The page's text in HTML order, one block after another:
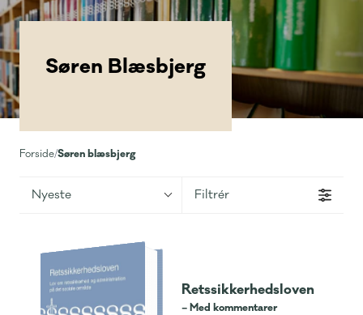
Søren Blæsbjerg
Forside/Søren blæsbjerg
Nyeste Filtrér
Retssikkerhedsloven
– Med kommentarer